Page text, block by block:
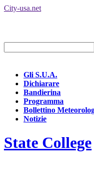
City-usa.net
Gli S.U.A.
Dichiarare
Bandierina
Programma
Bollettino
Notizie
State College